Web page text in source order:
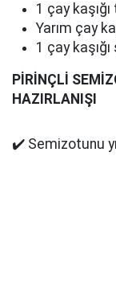
1 çay kaşığı
Yarım çay
1 çay
PİRİNÇLİ
HAZIRLANIŞI
✔️ Semizotunu